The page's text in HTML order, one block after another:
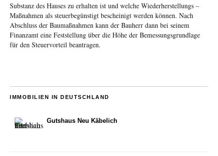
Substanz des Hauses zu erhalten ist und welche Wiederherstellungs –
Maßnahmen als steuerbegünstigt bescheinigt werden können. Nach
Abschluss der Baumaßnahmen kann der Bauherr dann bei seinem
Finanzamt eine Feststellung über die Höhe der Bemessungsgrundlage
für den Steuervorteil beantragen.
IMMOBILIEN IN DEUTSCHLAND
Gutshaus Neu Käbelich